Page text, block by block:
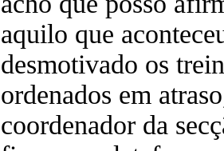
aquilo que
desmotivado os
ordenados em
coordenador da